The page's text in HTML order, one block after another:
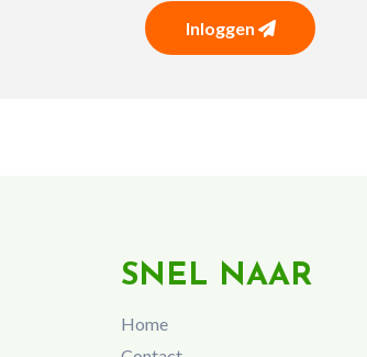
Inloggen
SNEL NAAR
Home